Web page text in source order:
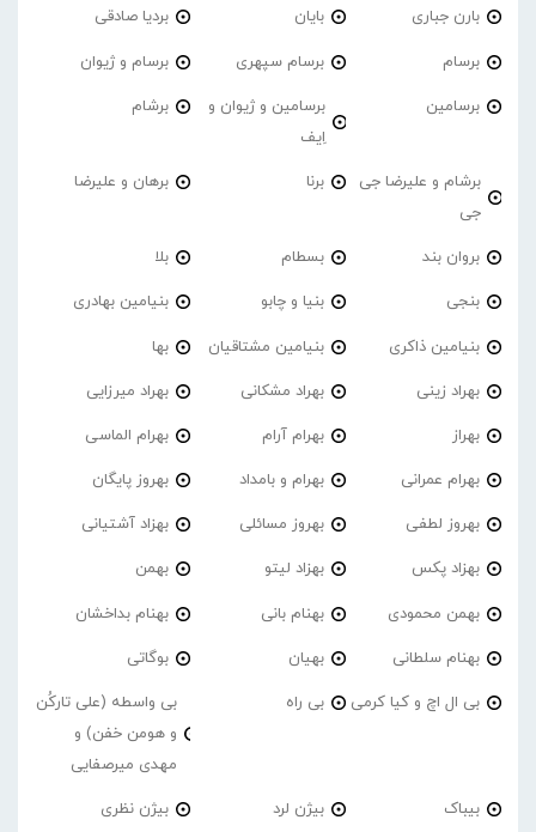
بارن جباری بایان بردیا صادقی
برسام برسام سپهری برسام و ژیوان
برسامین
برسامین و ژیوان و
اِیف
برشام
برشام و علیرضا جی
جی
برنا برهان و علیرضا
بروان بند بسطام بلا
بنجی بنیا و چابو بنیامین بهادری
بنیامین ذاکری بنیامین مشتاقیان بها
بهراد زینی بهراد مشکانی بهراد میرزایی
بهراز بهرام آرام بهرام الماسی
بهرام عمرانی بهرام و بامداد بهروز پایگان
بهروز لطفی بهروز مسائلی بهزاد آشتیانی
بهزاد پکس بهزاد لیتو بهمن
بهمن محمودی بهنام بانی بهنام بداخشان
بهنام سلطانی بهیان بوگاتی
بی ال اچ و کیا کرمی بی راه
بی واسطه (علی تارکُن
و هومن خفن) و
مهدی میرصفایی
بیباک بیژن لرد بیژن نظری